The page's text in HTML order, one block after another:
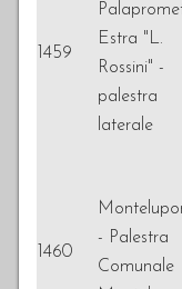
1459
Estra "L.
Rossini" -
palestra
laterale
1460
- Palestra
Comunale